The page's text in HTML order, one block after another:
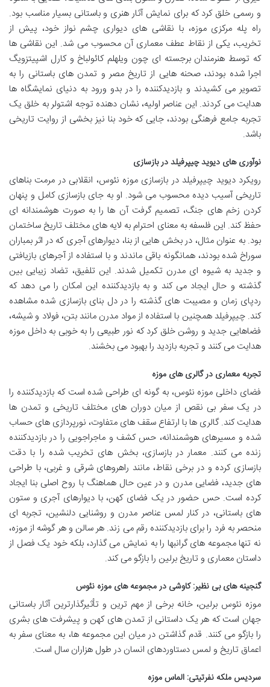
و رسمی خلق کرد که برای نمایش آثار هنری و باستانی بسیار مناسب بود.
راه پله مرکزی موزه، با نقاشی های دیواری چشم نواز خود، پیش از
تخریب، یکی از نقاط عطف معماری آن محسوب می شد. این نقاشی ها
که توسط هنرمندان برجسته ای چون ویلهلم کائولباخ و کارل اشپیتزویگ
اجرا شده بودند، صحنه هایی از تاریخ مصر و تمدن های باستانی را به
تصویر می کشیدند و بازدیدکننده را در بدو ورود به دنیای نمایشگاه ها
هدایت می کردند. این عناصر اولیه، نشان دهنده توجه اشتولر به خلق یک
تجربه جامع فرهنگی بودند، جایی که خود بنا نیز بخشی از روایت تاریخی
باشد.
نوآوری های دیوید چیپرفیلد در بازسازی
رویکرد دیوید چیپرفیلد در بازسازی موزه نئوس، انقلابی در مرمت بناهای
تاریخی آسیب دیده محسوب می شود. او به جای بازسازی کامل و پنهان
کردن زخم های جنگ، تصمیم گرفت آن ها را به صورت هوشمندانه ای
حفظ کند. این فلسفه به معنای احترام به لایه های مختلف تاریخ ساختمان
بود. به عنوان مثال، در بخش هایی از بنا، دیوارهای آجری که در اثر بمباران
سوراخ شده بودند، همانگونه باقی ماندند و با استفاده از آجرهای بازیافتی
و جدید به شیوه ای مدرن تکمیل شدند. این تلفیق، تضاد زیبایی بین
گذشته و حال ایجاد می کند و به بازدیدکننده این امکان را می دهد که
ردپای زمان و مصیبت های گذشته را در دل بنای بازسازی شده مشاهده
کند. چیپرفیلد همچنین با استفاده از مواد مدرن مانند بتن، فولاد و شیشه،
فضاهایی جدید و روشن خلق کرد که نور طبیعی را به خوبی به داخل موزه
هدایت می کنند و تجربه بازدید را بهبود می بخشند.
تجربه معماری در گالری های موزه
فضای داخلی موزه نئوس، به گونه ای طراحی شده است که بازدیدکننده را
در یک سفر بی نقص از میان دوران های مختلف تاریخی و تمدن ها
هدایت کند. گالری ها با ارتفاع سقف های متفاوت، نورپردازی های حساب
شده و مسیرهای هوشمندانه، حس کشف و ماجراجویی را در بازدیدکننده
زنده می کنند. معمار در بازسازی، بخش های تخریب شده را با دقت
بازسازی کرده و در برخی نقاط، مانند راهروهای شرقی و غربی، با طراحی
های جدید، فضایی مدرن و در عین حال هماهنگ با روح اصلی بنا ایجاد
کرده است. حس حضور در یک فضای کهن، با دیوارهای آجری و ستون
های باستانی، در کنار لمس عناصر مدرن و روشنایی دلنشین، تجربه ای
منحصر به فرد را برای بازدیدکننده رقم می زند. هر سالن و هر گوشه از موزه،
نه تنها مجموعه های گرانبها را به نمایش می گذارد، بلکه خود یک فصل از
داستان معماری و تاریخ برلین را بازگو می کند.
گنجینه های بی نظیر: کاوشی در مجموعه های موزه نئوس
موزه نئوس برلین، خانه برخی از مهم ترین و تأثیرگذارترین آثار باستانی
جهان است که هر یک داستانی از تمدن های کهن و پیشرفت های بشری
را بازگو می کنند. قدم گذاشتن در میان این مجموعه ها، به معنای سفر به
اعماق تاریخ و لمس دستاوردهای انسان در طول هزاران سال است.
سردیس ملکه نفرتیتی: الماس موزه